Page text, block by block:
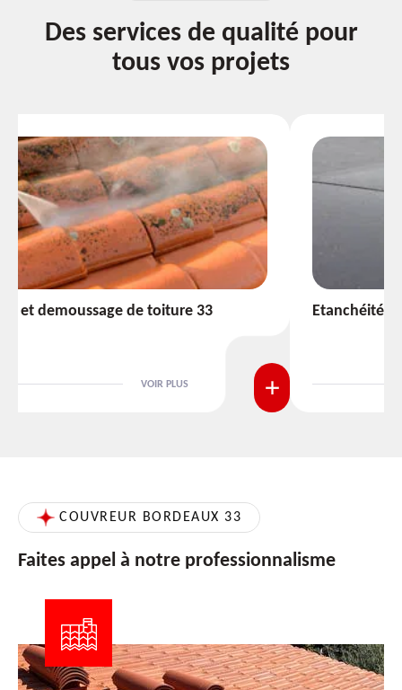
Des services de qualité pour
tous vos projets
Etanchéité toiture 33
VOIR PLUS
COUVREUR BORDEAUX 33
Faites appel à notre professionnalisme